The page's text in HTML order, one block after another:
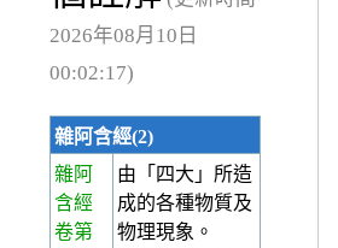
2026年08月10日
00:02:17)
雜阿含經(2)
雜阿
含經
卷第
由「四大」所造
成的各種物質及
物理現象。